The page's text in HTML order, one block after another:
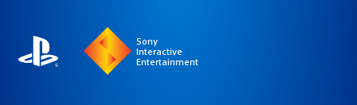
Sony
Interactive
Entertainment